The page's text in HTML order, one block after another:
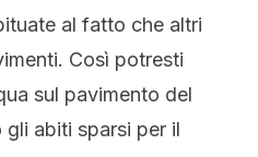
al fatto che altri
Così potresti
sul pavimento del
abiti sparsi per il